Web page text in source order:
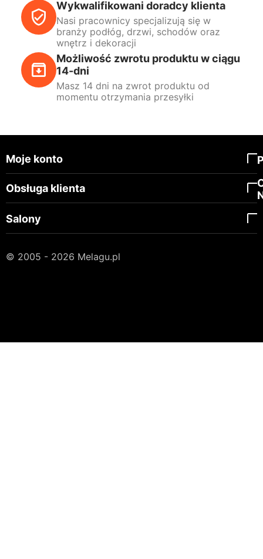
Wykwalifikowani doradcy klienta
Nasi pracownicy specjalizują się w
branży podłóg, drzwi, schodów oraz
wnętrz i dekoracji
Możliwość zwrotu produktu w ciągu
14-dni
Masz 14 dni na zwrot produktu od
momentu otrzymania przesyłki
Moje konto
Obsługa klienta
Salony
© 2005 - 2026 Melagu.pl